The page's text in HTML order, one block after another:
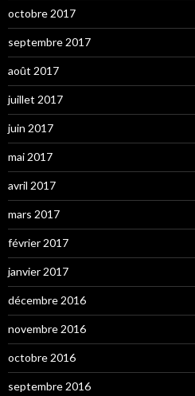
octobre 2017
septembre 2017
août 2017
juillet 2017
juin 2017
mai 2017
avril 2017
mars 2017
février 2017
janvier 2017
décembre 2016
novembre 2016
octobre 2016
septembre 2016